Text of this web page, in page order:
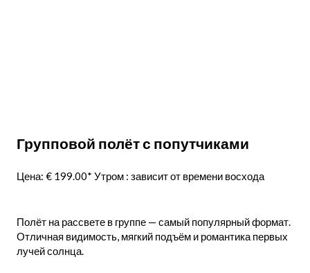
Групповой полёт с попутчиками
Цена: € 199.00* Утром : зависит от времени восхода
Полёт на рассвете в группе — самый популярный формат.
Отличная видимость, мягкий подъём и романтика первых
лучей солнца.